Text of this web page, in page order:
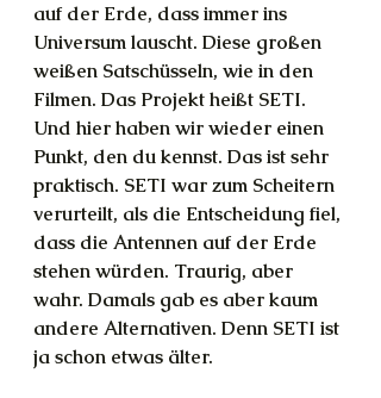
auf der Erde, dass immer ins
Universum lauscht. Diese großen
weißen Satschüsseln, wie in den
Filmen. Das Projekt heißt SETI.
Und hier haben wir wieder einen
Punkt, den du kennst. Das ist sehr
praktisch. SETI war zum Scheitern
verurteilt, als die Entscheidung fiel,
dass die Antennen auf der Erde
stehen würden. Traurig, aber
wahr. Damals gab es aber kaum
andere Alternativen. Denn SETI ist
ja schon etwas älter.